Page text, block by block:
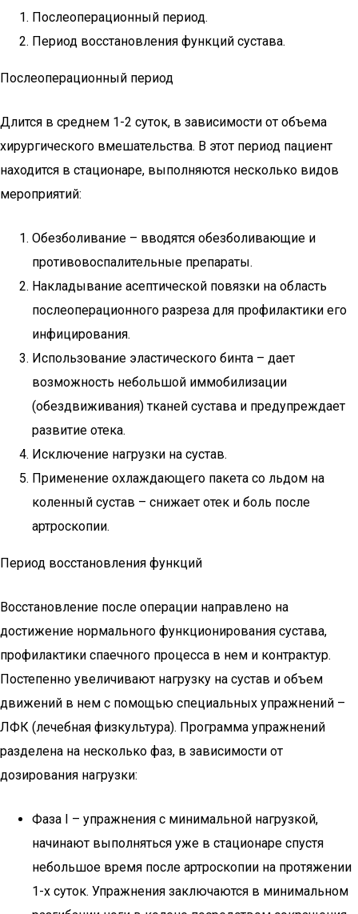
Послеоперационный период.
Период восстановления функций сустава.
Послеоперационный период
Длится в среднем 1-2 суток, в зависимости от объема
хирургического вмешательства. В этот период пациент
находится в стационаре, выполняются несколько видов
мероприятий:
Обезболивание – вводятся обезболивающие и
противовоспалительные препараты.
Накладывание асептической повязки на область
послеоперационного разреза для профилактики его
инфицирования.
Использование эластического бинта – дает
возможность небольшой иммобилизации
(обездвиживания) тканей сустава и предупреждает
развитие отека.
Исключение нагрузки на сустав.
Применение охлаждающего пакета со льдом на
коленный сустав – снижает отек и боль после
артроскопии.
Период восстановления функций
Восстановление после операции направлено на
достижение нормального функционирования сустава,
профилактики спаечного процесса в нем и контрактур.
Постепенно увеличивают нагрузку на сустав и объем
движений в нем с помощью специальных упражнений –
ЛФК (лечебная физкультура). Программа упражнений
разделена на несколько фаз, в зависимости от
дозирования нагрузки:
Фаза I – упражнения с минимальной нагрузкой,
начинают выполняться уже в стационаре спустя
небольшое время после артроскопии на протяжении
1-х суток. Упражнения заключаются в минимальном